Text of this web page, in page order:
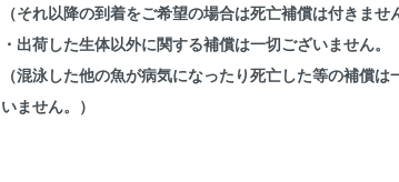
（それ以降の到着をご希望の場合は死亡補償は付きませ
・出荷した生体以外に関する補償は一切ございません。
（混泳した他の魚が病気になったり死亡した等の補償は
いません。）